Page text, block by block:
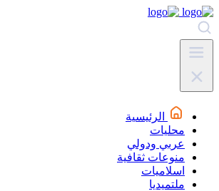
الرئيسية
محليات
عربي ودولي
منوعات ثقافية
اسلاميات
ملتميديا